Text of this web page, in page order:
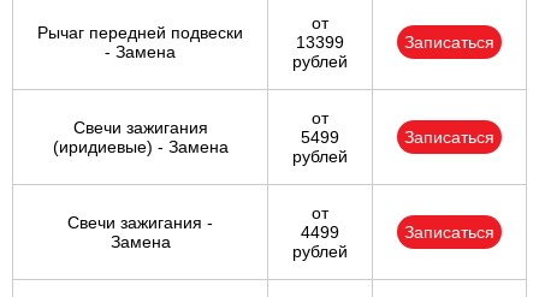
Рычаг передней подвески
- Замена
от
13399
рублей
Записаться
Свечи зажигания
(иридиевые) - Замена
от
5499
рублей
Записаться
Свечи зажигания -
Замена
от
4499
рублей
Записаться